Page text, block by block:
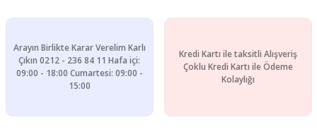
Arayın Birlikte Karar Verelim Karlı
Çıkın 0212 - 236 84 11 Hafa içi:
09:00 - 18:00 Cumartesi: 09:00 -
15:00
Kredi Kartı ile taksitli Alışveriş
Çoklu Kredi Kartı ile Ödeme
Kolaylığı